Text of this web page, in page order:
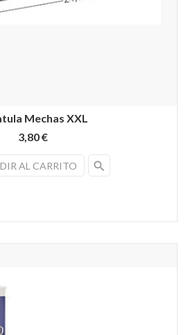
Mechas XXL
3,80 €
AL CARRITO search